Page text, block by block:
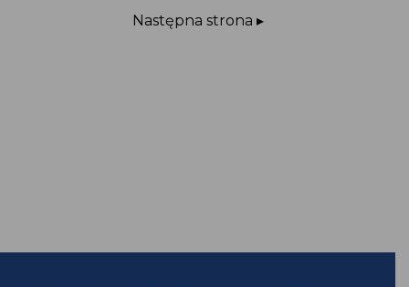
Następna strona ▸